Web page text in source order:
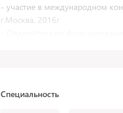
- участие в международном
г.Москва, 2016г
Специальность